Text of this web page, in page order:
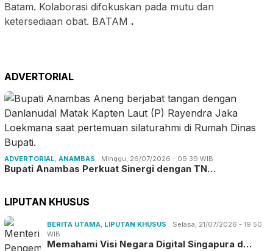
Batam. Kolaborasi difokuskan pada mutu dan
ketersediaan obat. BATAM .
ADVERTORIAL
ADVERTORIAL, ANAMBAS Minggu, 26/07/2026 - 09:39 WIB
Bupati Anambas Perkuat Sinergi dengan TN…
LIPUTAN KHUSUS
BERITA UTAMA, LIPUTAN KHUSUS
Selasa, 21/07/2026 - 19:50
WIB
Memahami Visi Negara Digital Singapura d…